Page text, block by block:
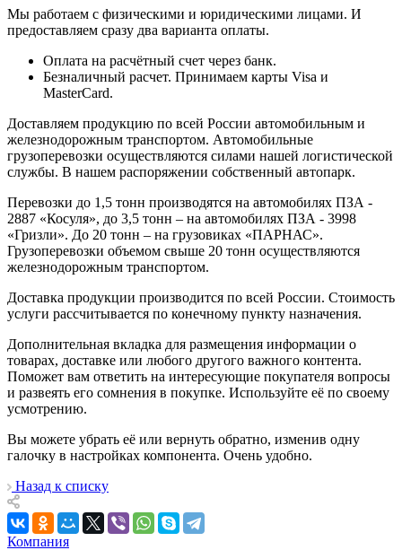
Мы работаем с физическими и юридическими лицами. И
предоставляем сразу два варианта оплаты.
Оплата на расчётный счет через банк.
Безналичный расчет. Принимаем карты Visa и
MasterCard.
Доставляем продукцию по всей России автомобильным и
железнодорожным транспортом. Автомобильные
грузоперевозки осуществляются силами нашей логистической
службы. В нашем распоряжении собственный автопарк.
Перевозки до 1,5 тонн производятся на автомобилях ПЗА -
2887 «Косуля», до 3,5 тонн – на автомобилях ПЗА - 3998
«Гризли». До 20 тонн – на грузовиках «ПАРНАС».
Грузоперевозки объемом свыше 20 тонн осуществляются
железнодорожным транспортом.
Доставка продукции производится по всей России. Стоимость
услуги рассчитывается по конечному пункту назначения.
Дополнительная вкладка для размещения информации о
товарах, доставке или любого другого важного контента.
Поможет вам ответить на интересующие покупателя вопросы
и развеять его сомнения в покупке. Используйте её по своему
усмотрению.
Вы можете убрать её или вернуть обратно, изменив одну
галочку в настройках компонента. Очень удобно.
Назад к списку
Компания